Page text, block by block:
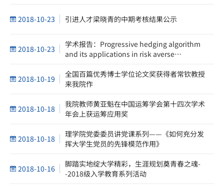
2018-10-23 引进人才梁晓青的中期考核结果公示
2018-10-23
学术报告：Progressive hedging algorithm
and its applications in risk averse
2018-10-19
全国百篇优秀博士学位论文奖获得者常钦教授
来我院作
2018-10-18
我院教师黄亚魁在中国运筹学会第十四次学术
年会上获运筹应用奖
2018-10-18
理学院党委委员讲党课系列——《如何充分发
挥大学生党员的先锋模范作用》
2018-10-16
脚踏实地绽大学精彩，生涯规划奠青春之魂-
-2018级入学教育系列活动